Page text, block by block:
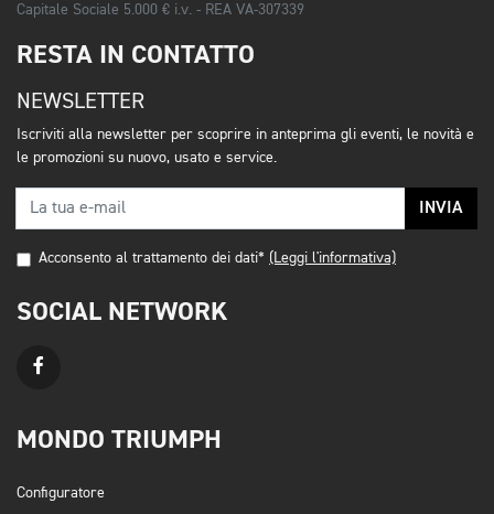
Capitale Sociale 5.000 € i.v. - REA VA-307339
RESTA IN CONTATTO
NEWSLETTER
Iscriviti alla newsletter per scoprire in anteprima gli eventi, le novità e
le promozioni su nuovo, usato e service.
INVIA
Acconsento al trattamento dei dati* (Leggi l'informativa)
SOCIAL NETWORK
MONDO TRIUMPH
Configuratore